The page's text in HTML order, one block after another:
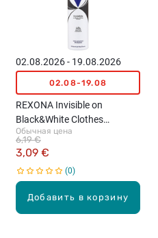
Добавить в корзину
02.08.2026 - 19.08.2026
02.08-19.08
REXONA Invisible on
Black&White Clothes
распыляемый
антиперспирант, 200мл
Обычная цена
3,09 €
6,19 €
0